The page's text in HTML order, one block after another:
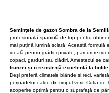
Semințele de gazon Sombra de la
profesională spaniolă de top pentru
mai puțină lumină solară. Această formulă
ideală pentru grădini private, parcuri
copaci, garduri sau clădiri. Amestecul se
frunzei și o rezistență excelentă la bolile
Deși preferă climatele blânde și reci,
perioadelor calde din timpul verii. Cutia de
acoperire optimă pentru o suprafață de